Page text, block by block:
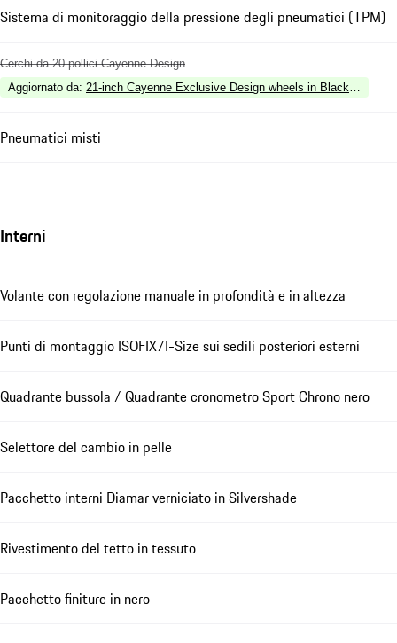
Sistema di monitoraggio della pressione degli pneumatici (TPM)
Cerchi da 20 pollici Cayenne Design
Aggiornato da: 21-inch Cayenne Exclusive Design wheels in Black (silk
Pneumatici misti
Interni
Volante con regolazione manuale in profondità e in altezza
Punti di montaggio ISOFIX/I-Size sui sedili posteriori esterni
Quadrante bussola / Quadrante cronometro Sport Chrono nero
Selettore del cambio in pelle
Pacchetto interni Diamar verniciato in Silvershade
Rivestimento del tetto in tessuto
Pacchetto finiture in nero